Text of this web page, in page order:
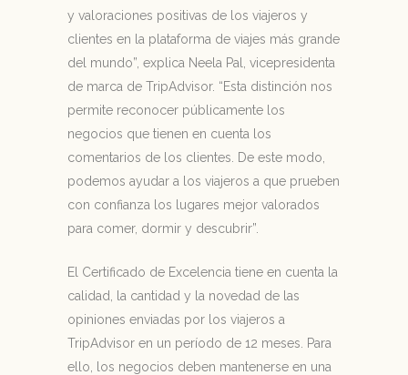
y valoraciones positivas de los viajeros y
clientes en la plataforma de viajes más grande
del mundo”, explica Neela Pal, vicepresidenta
de marca de TripAdvisor. “Esta distinción nos
permite reconocer públicamente los
negocios que tienen en cuenta los
comentarios de los clientes. De este modo,
podemos ayudar a los viajeros a que prueben
con confianza los lugares mejor valorados
para comer, dormir y descubrir”.
El Certificado de Excelencia tiene en cuenta la
calidad, la cantidad y la novedad de las
opiniones enviadas por los viajeros a
TripAdvisor en un período de 12 meses. Para
ello, los negocios deben mantenerse en una